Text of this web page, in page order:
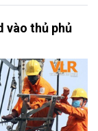
vào thủ phủ